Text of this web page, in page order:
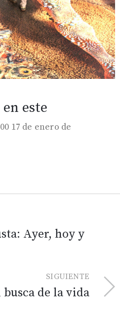
este
17 de enero de
Ayer, hoy y
SIGUIENTE
busca de la vida